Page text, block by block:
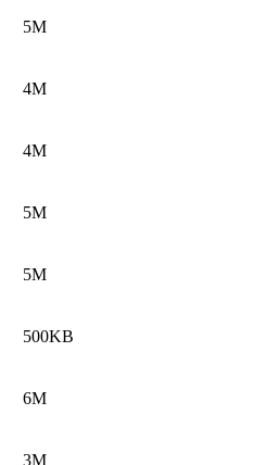
5M
4M
4M
5M
5M
500KB
6M
3M